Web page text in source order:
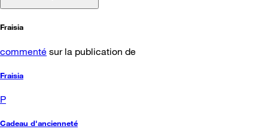
Fraisia
commenté sur la publication de
Fraisia
P
Cadeau d'ancienneté